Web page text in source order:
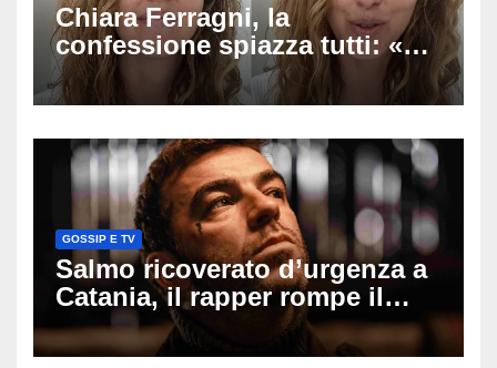
Chiara Ferragni, la
confessione spiazza tutti: «Un
mio ex voleva che mi rifacessi
il seno». Poi svela i ritocchi di
GOSSIP E TV
Salmo ricoverato d’urgenza a
Catania, il rapper rompe il
silenzio dopo la notte in
ospedale: come sta e cosa